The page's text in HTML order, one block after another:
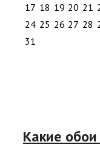
17 18 19 20 21
24 25 26 27 28
31
Какие